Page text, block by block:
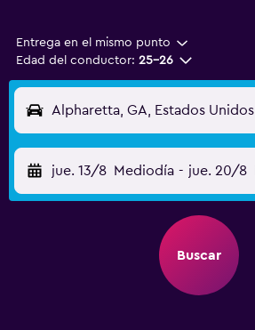
Entrega en el mismo punto
Edad del conductor: 25-26
Alpharetta, GA, Estados Unidos
jue. 13/8 Mediodía - jue. 20/8
Buscar